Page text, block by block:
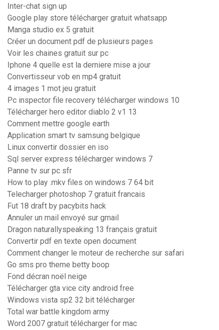
Inter-chat sign up
Google play store télécharger gratuit whatsapp
Manga studio ex 5 gratuit
Créer un document pdf de plusieurs pages
Voir les chaines gratuit sur pc
Iphone 4 quelle est la derniere mise a jour
Convertisseur vob en mp4 gratuit
4 images 1 mot jeu gratuit
Pc inspector file recovery télécharger windows 10
Télécharger hero editor diablo 2 v1 13
Comment mettre google earth
Application smart tv samsung belgique
Linux convertir dossier en iso
Sql server express télécharger windows 7
Panne tv sur pc sfr
How to play .mkv files on windows 7 64 bit
Telecharger photoshop 7 gratuit francais
Fut 18 draft by pacybits hack
Annuler un mail envoyé sur gmail
Dragon naturallyspeaking 13 français gratuit
Convertir pdf en texte open document
Comment changer le moteur de recherche sur safari
Go sms pro theme betty boop
Fond décran noël neige
Télécharger gta vice city android free
Windows vista sp2 32 bit télécharger
Total war battle kingdom army
Word 2007 gratuit télécharger for mac